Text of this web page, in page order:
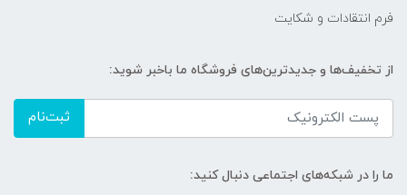
فرم انتقادات و شکایت
از تخفیف‌ها و جدیدترین‌های فروشگاه ما باخبر شوید:
ثبت‌نام
ما را در شبکه‌های اجتماعی دنبال کنید: